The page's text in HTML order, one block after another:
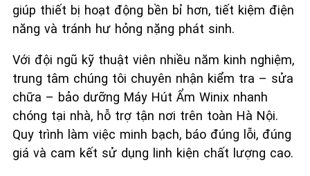
giúp thiết bị hoạt động bền bỉ hơn, tiết kiệm điện
năng và tránh hư hỏng nặng phát sinh.
Với đội ngũ kỹ thuật viên nhiều năm kinh nghiệm,
trung tâm chúng tôi chuyên nhận kiểm tra – sửa
chữa – bảo dưỡng Máy Hút Ẩm Winix nhanh
chóng tại nhà, hỗ trợ tận nơi trên toàn Hà Nội.
Quy trình làm việc minh bạch, báo đúng lỗi, đúng
giá và cam kết sử dụng linh kiện chất lượng cao.